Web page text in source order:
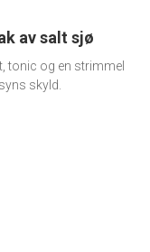
av salt sjø
tonic og en strimmel
skyld.